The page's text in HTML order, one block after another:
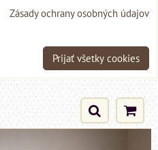
Zásady ochrany osobných údajov
Prijať všetky cookies